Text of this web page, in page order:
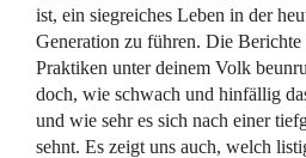
ist, ein siegreiches Leben in der
Generation zu führen. Die
Praktiken unter deinem Volk
doch, wie schwach und hinfällig
und wie sehr es sich nach einer
sehnt. Es zeigt uns auch, welch